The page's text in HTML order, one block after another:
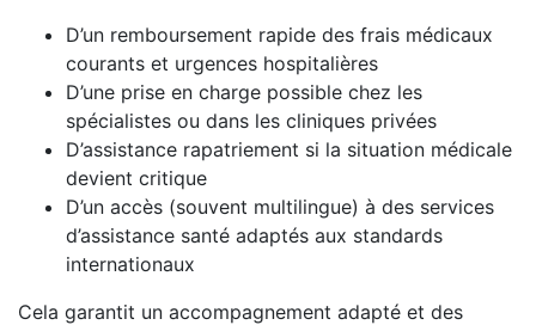
D’un remboursement rapide des frais médicaux
courants et urgences hospitalières
D’une prise en charge possible chez les
spécialistes ou dans les cliniques privées
D’assistance rapatriement si la situation médicale
devient critique
D’un accès (souvent multilingue) à des services
d’assistance santé adaptés aux standards
internationaux
Cela garantit un accompagnement adapté et des